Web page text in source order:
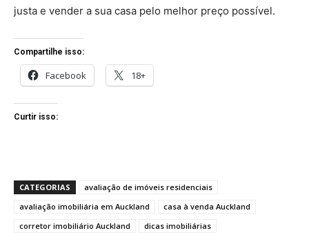
justa e vender a sua casa pelo melhor preço possível.
Compartilhe isso:
Facebook 18+
Curtir isso:
CATEGORIAS
avaliação de imóveis residenciais
avaliação imobiliária em Auckland
casa à venda Auckland
corretor imobiliário Auckland
dicas imobiliárias